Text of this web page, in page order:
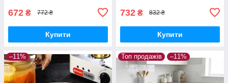
672 ₴ 772 ₴
Купити
732 ₴ 832 ₴
Купити
–11% Топ продажів –11%